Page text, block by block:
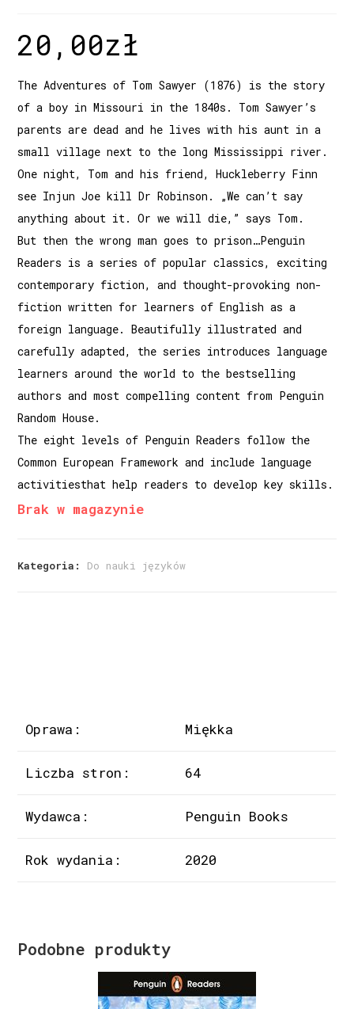
20,00zł
The Adventures of Tom Sawyer (1876) is the story
of a boy in Missouri in the 1840s. Tom Sawyer’s
parents are dead and he lives with his aunt in a
small village next to the long Mississippi river.
One night, Tom and his friend, Huckleberry Finn
see Injun Joe kill Dr Robinson. „We can’t say
anything about it. Or we will die,” says Tom.
But then the wrong man goes to prison…Penguin
Readers is a series of popular classics, exciting
contemporary fiction, and thought-provoking non-
fiction written for learners of English as a
foreign language. Beautifully illustrated and
carefully adapted, the series introduces language
learners around the world to the bestselling
authors and most compelling content from Penguin
Random House.
The eight levels of Penguin Readers follow the
Common European Framework and include language
activitiesthat help readers to develop key skills.
Brak w magazynie
Kategoria: Do nauki języków
Oprawa: Miękka
Liczba stron: 64
Wydawca: Penguin Books
Rok wydania: 2020
Podobne produkty